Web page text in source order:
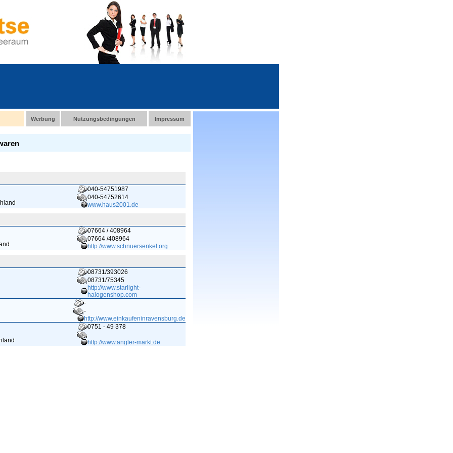
Werbung Nutzungsbedingungen Impressum
040-54751987
040-54752614
www.haus2001.de
07664 / 408964
07664 /408964
http://www.schnuersenkel.org
08731/393026
08731/75345
http://www.starlight-
halogenshop.com
-
-
http://www.einkaufeninravensburg.de
0751 - 49 378
http://www.angler-markt.de